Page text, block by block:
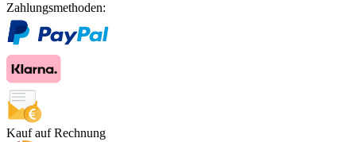
Zahlungsmethoden:
Kauf auf Rechnung